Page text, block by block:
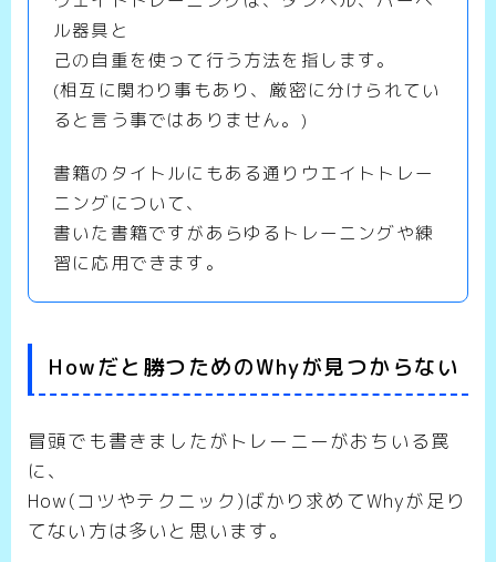
ル器具と
己の自重を使って行う方法を指します。
(相互に関わり事もあり、厳密に分けられてい
ると言う事ではありません。)
書籍のタイトルにもある通りウエイトトレー
ニングについて、
書いた書籍ですがあらゆるトレーニングや練
習に応用できます。
Howだと勝つためのWhyが見つからない
冒頭でも書きましたがトレーニーがおちいる罠
に、
How(コツやテクニック)ばかり求めてWhyが足り
てない方は多いと思います。